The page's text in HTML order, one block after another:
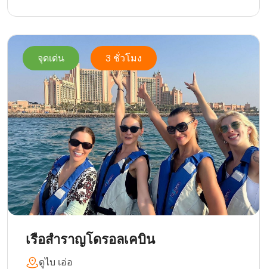
จุดเด่น 3 ชั่วโมง
เรือสำราญโดรอลเคบิน
ดูไบ เอ่อ